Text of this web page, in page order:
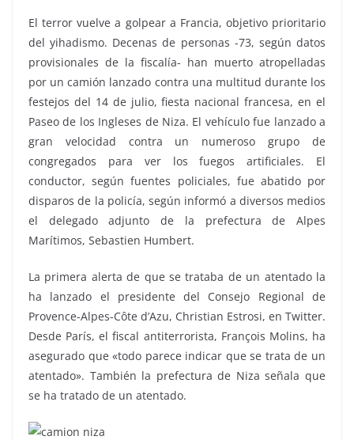
El terror vuelve a golpear a Francia, objetivo prioritario
del yihadismo. Decenas de personas -73, según datos
provisionales de la fiscalía- han muerto atropelladas
por un camión lanzado contra una multitud durante los
festejos del 14 de julio, fiesta nacional francesa, en el
Paseo de los Ingleses de Niza. El vehículo fue lanzado a
gran velocidad contra un numeroso grupo de
congregados para ver los fuegos artificiales. El
conductor, según fuentes policiales, fue abatido por
disparos de la policía, según informó a diversos medios
el delegado adjunto de la prefectura de Alpes
Marítimos, Sebastien Humbert.
La primera alerta de que se trataba de un atentado la
ha lanzado el presidente del Consejo Regional de
Provence-Alpes-Côte d’Azu, Christian Estrosi, en Twitter.
Desde París, el fiscal antiterrorista, François Molins, ha
asegurado que «todo parece indicar que se trata de un
atentado». También la prefectura de Niza señala que
se ha tratado de un atentado.